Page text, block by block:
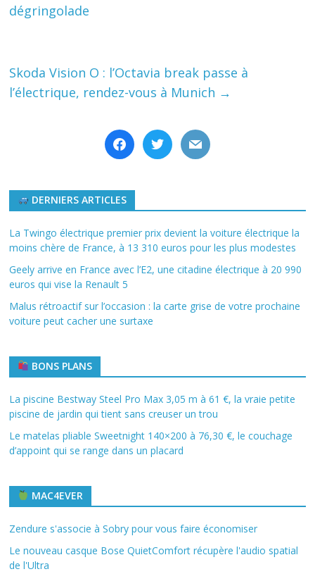
dégringolade
Skoda Vision O : l’Octavia break passe à
l’électrique, rendez-vous à Munich →
facebooktwitter mail
DERNIERS ARTICLES
La Twingo électrique premier prix devient la voiture électrique la
moins chère de France, à 13 310 euros pour les plus modestes
Geely arrive en France avec l’E2, une citadine électrique à 20 990
euros qui vise la Renault 5
Malus rétroactif sur l’occasion : la carte grise de votre prochaine
voiture peut cacher une surtaxe
BONS PLANS
La piscine Bestway Steel Pro Max 3,05 m à 61 €, la vraie petite
piscine de jardin qui tient sans creuser un trou
Le matelas pliable Sweetnight 140×200 à 76,30 €, le couchage
d’appoint qui se range dans un placard
MAC4EVER
Zendure s'associe à Sobry pour vous faire économiser
Le nouveau casque Bose QuietComfort récupère l'audio spatial
de l'Ultra